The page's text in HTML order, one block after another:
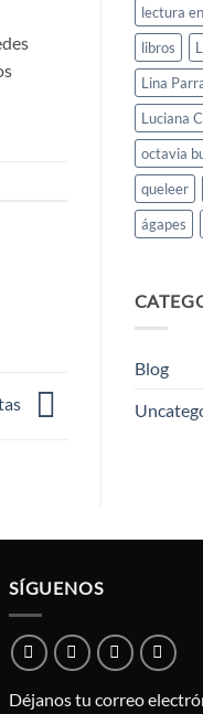
lectura
libros
Lina
Luciana
octavia
queleer
ágapes
Blog
SÍGUENOS
Déjanos tu correo